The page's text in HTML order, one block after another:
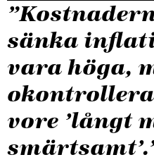
sänka
vara höga,
vore ’långt